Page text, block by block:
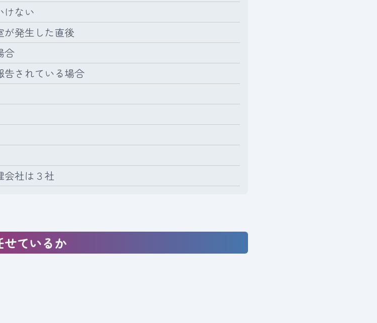
けない
発生した直後
合
されている場合
会社は３社
ているか